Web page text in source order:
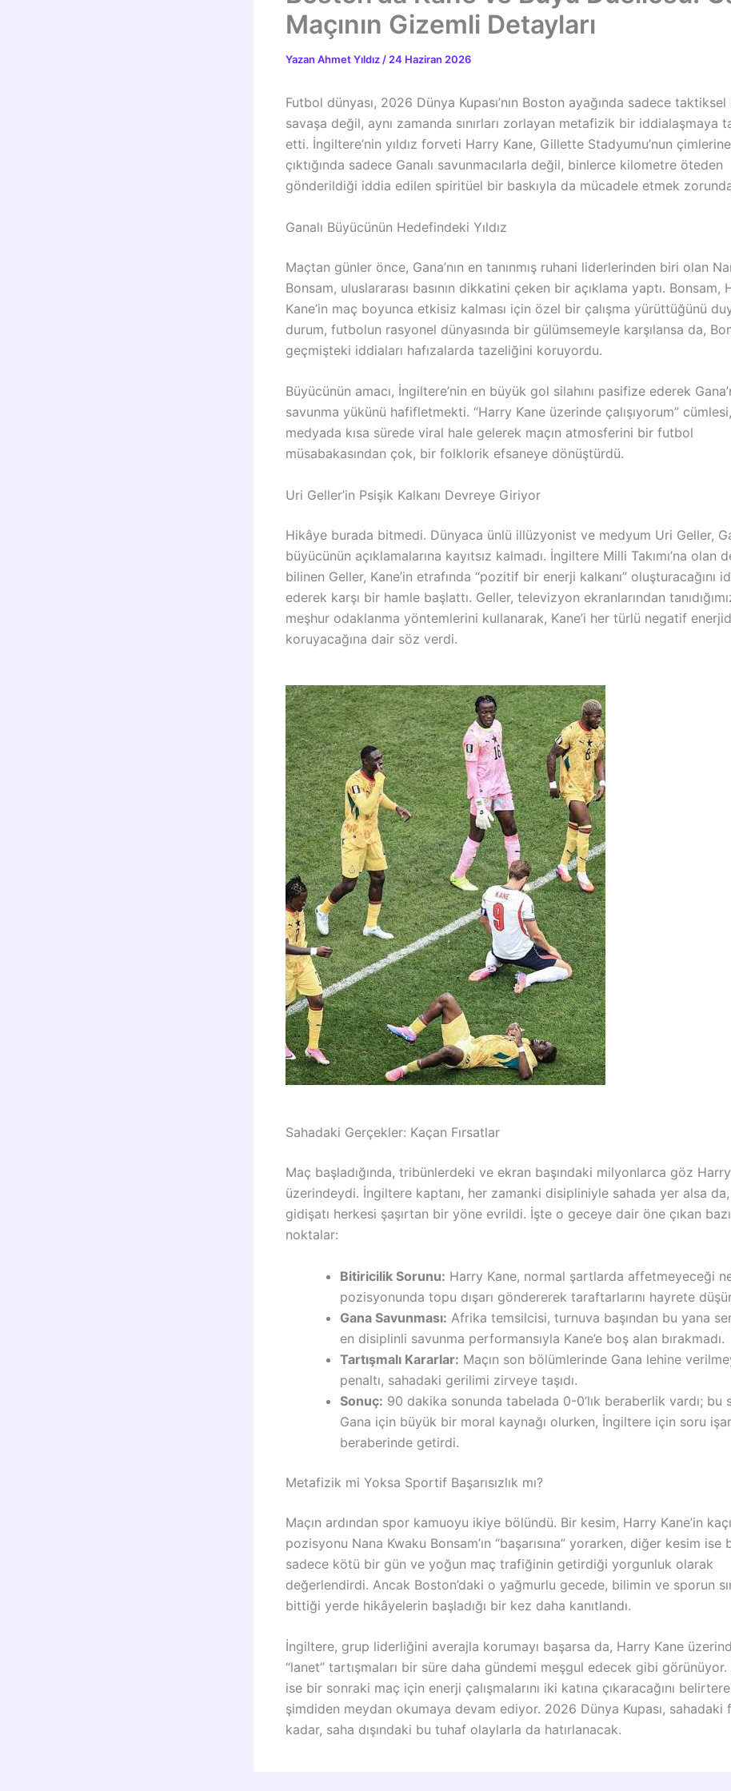
Maçının Gizemli Detayları
Yazan Ahmet Yıldız / 24 Haziran 2026
Futbol dünyası, 2026 Dünya Kupası’nın Boston ayağında sadece
savaşa değil, aynı zamanda sınırları zorlayan metafizik bir iddialaşmaya
etti. İngiltere’nin yıldız forveti Harry Kane, Gillette Stadyumu’nun çimlerine
çıktığında sadece Ganalı savunmacılarla değil, binlerce kilometre öteden
gönderildiği iddia edilen spiritüel bir baskıyla da mücadele etmek
Ganalı Büyücünün Hedefindeki Yıldız
Maçtan günler önce, Gana’nın en tanınmış ruhani liderlerinden biri olan
Bonsam, uluslararası basının dikkatini çeken bir açıklama yaptı. Bonsam,
Kane’in maç boyunca etkisiz kalması için özel bir çalışma yürüttüğünü
durum, futbolun rasyonel dünyasında bir gülümsemeyle karşılansa da,
geçmişteki iddiaları hafızalarda tazeliğini koruyordu.
Büyücünün amacı, İngiltere’nin en büyük gol silahını pasifize ederek
savunma yükünü hafifletmekti. “Harry Kane üzerinde çalışıyorum”
medyada kısa sürede viral hale gelerek maçın atmosferini bir futbol
müsabakasından çok, bir folklorik efsaneye dönüştürdü.
Uri Geller’in Psişik Kalkanı Devreye Giriyor
Hikâye burada bitmedi. Dünyaca ünlü illüzyonist ve medyum Uri Geller,
büyücünün açıklamalarına kayıtsız kalmadı. İngiltere Milli Takımı’na olan
bilinen Geller, Kane’in etrafında “pozitif bir enerji kalkanı” oluşturacağını
ederek karşı bir hamle başlattı. Geller, televizyon ekranlarından
meşhur odaklanma yöntemlerini kullanarak, Kane’i her türlü negatif
koruyacağına dair söz verdi.
Sahadaki Gerçekler: Kaçan Fırsatlar
Maç başladığında, tribünlerdeki ve ekran başındaki milyonlarca göz Harry
üzerindeydi. İngiltere kaptanı, her zamanki disipliniyle sahada yer alsa da,
gidişatı herkesi şaşırtan bir yöne evrildi. İşte o geceye dair öne çıkan
noktalar:
Bitiricilik Sorunu: Harry Kane, normal şartlarda affetmeyeceği
pozisyonunda topu dışarı göndererek taraftarlarını hayrete
Gana Savunması: Afrika temsilcisi, turnuva başından bu yana
en disiplinli savunma performansıyla Kane’e boş alan bırakmadı.
Tartışmalı Kararlar: Maçın son bölümlerinde Gana lehine
penaltı, sahadaki gerilimi zirveye taşıdı.
Sonuç: 90 dakika sonunda tabelada 0-0’lık beraberlik vardı; bu
Gana için büyük bir moral kaynağı olurken, İngiltere için soru
beraberinde getirdi.
Metafizik mi Yoksa Sportif Başarısızlık mı?
Maçın ardından spor kamuoyu ikiye bölündü. Bir kesim, Harry Kane’in
pozisyonu Nana Kwaku Bonsam’ın “başarısına” yorarken, diğer kesim ise
sadece kötü bir gün ve yoğun maç trafiğinin getirdiği yorgunluk olarak
değerlendirdi. Ancak Boston’daki o yağmurlu gecede, bilimin ve sporun
bittiği yerde hikâyelerin başladığı bir kez daha kanıtlandı.
İngiltere, grup liderliğini averajla korumayı başarsa da, Harry Kane
“lanet” tartışmaları bir süre daha gündemi meşgul edecek gibi
ise bir sonraki maç için enerji çalışmalarını iki katına çıkaracağını
şimdiden meydan okumaya devam ediyor. 2026 Dünya Kupası, sahadaki
kadar, saha dışındaki bu tuhaf olaylarla da hatırlanacak.